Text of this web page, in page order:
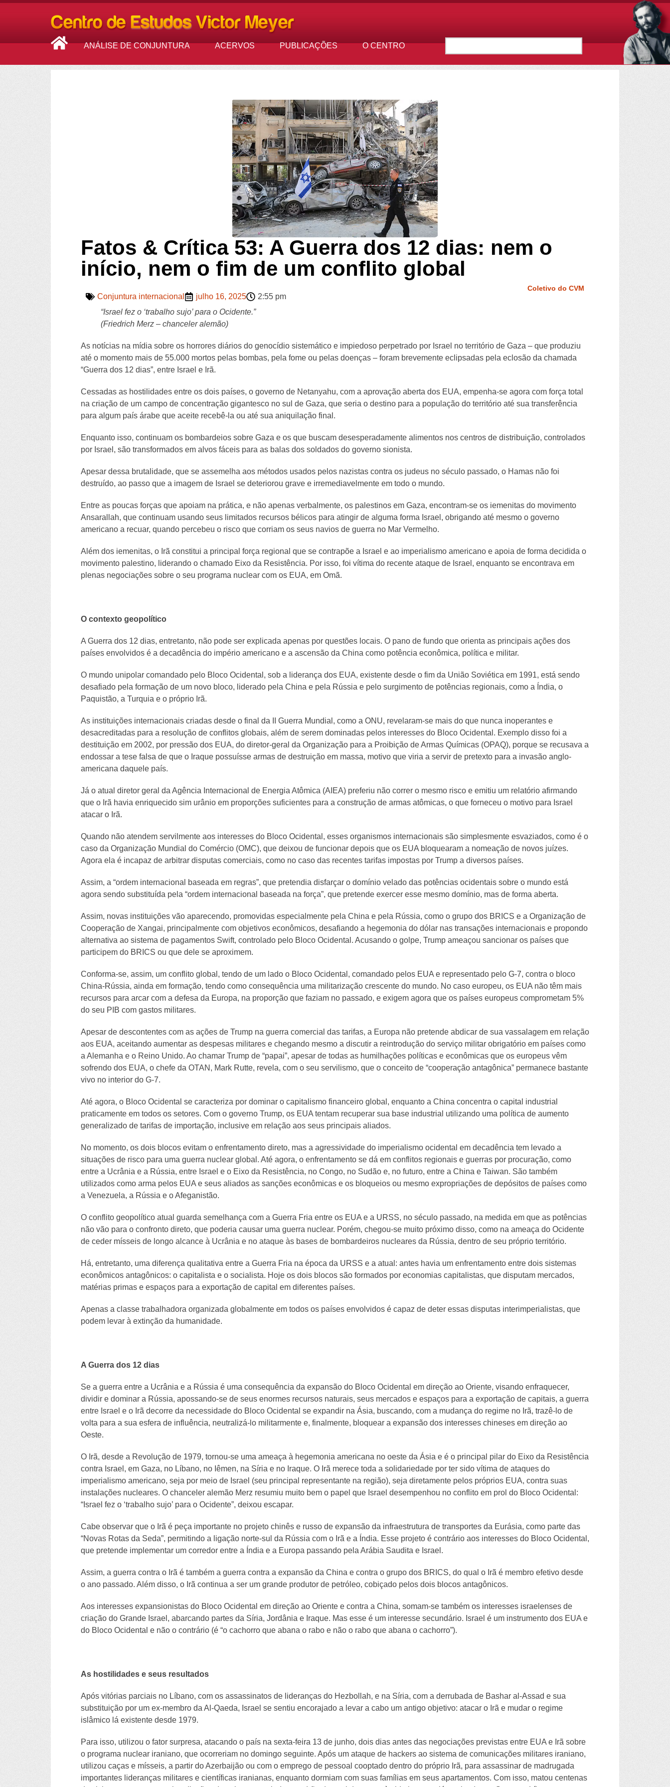
ANÁLISE DE CONJUNTURA ACERVOS PUBLICAÇÕES O CENTRO
Fatos & Crítica 53: A Guerra dos 12 dias: nem o
início, nem o fim de um conflito global
Coletivo do CVM
Conjuntura internacional julho 16, 2025
2:55 pm
“Israel fez o ‘trabalho sujo’ para o Ocidente.”
(Friedrich Merz – chanceler alemão)
As notícias na mídia sobre os horrores diários do genocídio sistemático e impiedoso perpetrado por Israel no território de Gaza – que produziu
até o momento mais de 55.000 mortos pelas bombas, pela fome ou pelas doenças – foram brevemente eclipsadas pela eclosão da chamada
“Guerra dos 12 dias”, entre Israel e Irã.
Cessadas as hostilidades entre os dois países, o governo de Netanyahu, com a aprovação aberta dos EUA, empenha-se agora com força total
na criação de um campo de concentração gigantesco no sul de Gaza, que seria o destino para a população do território até sua transferência
para algum país árabe que aceite recebê-la ou até sua aniquilação final.
Enquanto isso, continuam os bombardeios sobre Gaza e os que buscam desesperadamente alimentos nos centros de distribuição, controlados
por Israel, são transformados em alvos fáceis para as balas dos soldados do governo sionista.
Apesar dessa brutalidade, que se assemelha aos métodos usados pelos nazistas contra os judeus no século passado, o Hamas não foi
destruído, ao passo que a imagem de Israel se deteriorou grave e irremediavelmente em todo o mundo.
Entre as poucas forças que apoiam na prática, e não apenas verbalmente, os palestinos em Gaza, encontram-se os iemenitas do movimento
Ansarallah, que continuam usando seus limitados recursos bélicos para atingir de alguma forma Israel, obrigando até mesmo o governo
americano a recuar, quando percebeu o risco que corriam os seus navios de guerra no Mar Vermelho.
Além dos iemenitas, o Irã constitui a principal força regional que se contrapõe a Israel e ao imperialismo americano e apoia de forma decidida o
movimento palestino, liderando o chamado Eixo da Resistência. Por isso, foi vítima do recente ataque de Israel, enquanto se encontrava em
plenas negociações sobre o seu programa nuclear com os EUA, em Omã.
O contexto geopolítico
A Guerra dos 12 dias, entretanto, não pode ser explicada apenas por questões locais. O pano de fundo que orienta as principais ações dos
países envolvidos é a decadência do império americano e a ascensão da China como potência econômica, política e militar.
O mundo unipolar comandado pelo Bloco Ocidental, sob a liderança dos EUA, existente desde o fim da União Soviética em 1991, está sendo
desafiado pela formação de um novo bloco, liderado pela China e pela Rússia e pelo surgimento de potências regionais, como a Índia, o
Paquistão, a Turquia e o próprio Irã.
As instituições internacionais criadas desde o final da II Guerra Mundial, como a ONU, revelaram-se mais do que nunca inoperantes e
desacreditadas para a resolução de conflitos globais, além de serem dominadas pelos interesses do Bloco Ocidental. Exemplo disso foi a
destituição em 2002, por pressão dos EUA, do diretor-geral da Organização para a Proibição de Armas Químicas (OPAQ), porque se recusava a
endossar a tese falsa de que o Iraque possuísse armas de destruição em massa, motivo que viria a servir de pretexto para a invasão anglo-
americana daquele país.
Já o atual diretor geral da Agência Internacional de Energia Atômica (AIEA) preferiu não correr o mesmo risco e emitiu um relatório afirmando
que o Irã havia enriquecido sim urânio em proporções suficientes para a construção de armas atômicas, o que forneceu o motivo para Israel
atacar o Irã.
Quando não atendem servilmente aos interesses do Bloco Ocidental, esses organismos internacionais são simplesmente esvaziados, como é o
caso da Organização Mundial do Comércio (OMC), que deixou de funcionar depois que os EUA bloquearam a nomeação de novos juízes.
Agora ela é incapaz de arbitrar disputas comerciais, como no caso das recentes tarifas impostas por Trump a diversos países.
Assim, a “ordem internacional baseada em regras”, que pretendia disfarçar o domínio velado das potências ocidentais sobre o mundo está
agora sendo substituída pela “ordem internacional baseada na força”, que pretende exercer esse mesmo domínio, mas de forma aberta.
Assim, novas instituições vão aparecendo, promovidas especialmente pela China e pela Rússia, como o grupo dos BRICS e a Organização de
Cooperação de Xangai, principalmente com objetivos econômicos, desafiando a hegemonia do dólar nas transações internacionais e propondo
alternativa ao sistema de pagamentos Swift, controlado pelo Bloco Ocidental. Acusando o golpe, Trump ameaçou sancionar os países que
participem do BRICS ou que dele se aproximem.
Conforma-se, assim, um conflito global, tendo de um lado o Bloco Ocidental, comandado pelos EUA e representado pelo G-7, contra o bloco
China-Rússia, ainda em formação, tendo como consequência uma militarização crescente do mundo. No caso europeu, os EUA não têm mais
recursos para arcar com a defesa da Europa, na proporção que faziam no passado, e exigem agora que os países europeus comprometam 5%
do seu PIB com gastos militares.
Apesar de descontentes com as ações de Trump na guerra comercial das tarifas, a Europa não pretende abdicar de sua vassalagem em relação
aos EUA, aceitando aumentar as despesas militares e chegando mesmo a discutir a reintrodução do serviço militar obrigatório em países como
a Alemanha e o Reino Unido. Ao chamar Trump de “papai”, apesar de todas as humilhações políticas e econômicas que os europeus vêm
sofrendo dos EUA, o chefe da OTAN, Mark Rutte, revela, com o seu servilismo, que o conceito de “cooperação antagônica” permanece bastante
vivo no interior do G-7.
Até agora, o Bloco Ocidental se caracteriza por dominar o capitalismo financeiro global, enquanto a China concentra o capital industrial
praticamente em todos os setores. Com o governo Trump, os EUA tentam recuperar sua base industrial utilizando uma política de aumento
generalizado de tarifas de importação, inclusive em relação aos seus principais aliados.
No momento, os dois blocos evitam o enfrentamento direto, mas a agressividade do imperialismo ocidental em decadência tem levado a
situações de risco para uma guerra nuclear global. Até agora, o enfrentamento se dá em conflitos regionais e guerras por procuração, como
entre a Ucrânia e a Rússia, entre Israel e o Eixo da Resistência, no Congo, no Sudão e, no futuro, entre a China e Taiwan. São também
utilizados como arma pelos EUA e seus aliados as sanções econômicas e os bloqueios ou mesmo expropriações de depósitos de países como
a Venezuela, a Rússia e o Afeganistão.
O conflito geopolítico atual guarda semelhança com a Guerra Fria entre os EUA e a URSS, no século passado, na medida em que as potências
não vão para o confronto direto, que poderia causar uma guerra nuclear. Porém, chegou-se muito próximo disso, como na ameaça do Ocidente
de ceder mísseis de longo alcance à Ucrânia e no ataque às bases de bombardeiros nucleares da Rússia, dentro de seu próprio território.
Há, entretanto, uma diferença qualitativa entre a Guerra Fria na época da URSS e a atual: antes havia um enfrentamento entre dois sistemas
econômicos antagônicos: o capitalista e o socialista. Hoje os dois blocos são formados por economias capitalistas, que disputam mercados,
matérias primas e espaços para a exportação de capital em diferentes países.
Apenas a classe trabalhadora organizada globalmente em todos os países envolvidos é capaz de deter essas disputas interimperialistas, que
podem levar à extinção da humanidade.
A Guerra dos 12 dias
Se a guerra entre a Ucrânia e a Rússia é uma consequência da expansão do Bloco Ocidental em direção ao Oriente, visando enfraquecer,
dividir e dominar a Rússia, apossando-se de seus enormes recursos naturais, seus mercados e espaços para a exportação de capitais, a guerra
entre Israel e o Irã decorre da necessidade do Bloco Ocidental se expandir na Ásia, buscando, com a mudança do regime no Irã, trazê-lo de
volta para a sua esfera de influência, neutralizá-lo militarmente e, finalmente, bloquear a expansão dos interesses chineses em direção ao
Oeste.
O Irã, desde a Revolução de 1979, tornou-se uma ameaça à hegemonia americana no oeste da Ásia e é o principal pilar do Eixo da Resistência
contra Israel, em Gaza, no Líbano, no Iêmen, na Síria e no Iraque. O Irã merece toda a solidariedade por ter sido vítima de ataques do
imperialismo americano, seja por meio de Israel (seu principal representante na região), seja diretamente pelos próprios EUA, contra suas
instalações nucleares. O chanceler alemão Merz resumiu muito bem o papel que Israel desempenhou no conflito em prol do Bloco Ocidental:
“Israel fez o ‘trabalho sujo’ para o Ocidente”, deixou escapar.
Cabe observar que o Irã é peça importante no projeto chinês e russo de expansão da infraestrutura de transportes da Eurásia, como parte das
“Novas Rotas da Seda”, permitindo a ligação norte-sul da Rússia com o Irã e a Índia. Esse projeto é contrário aos interesses do Bloco Ocidental,
que pretende implementar um corredor entre a Índia e a Europa passando pela Arábia Saudita e Israel.
Assim, a guerra contra o Irã é também a guerra contra a expansão da China e contra o grupo dos BRICS, do qual o Irã é membro efetivo desde
o ano passado. Além disso, o Irã continua a ser um grande produtor de petróleo, cobiçado pelos dois blocos antagônicos.
Aos interesses expansionistas do Bloco Ocidental em direção ao Oriente e contra a China, somam-se também os interesses israelenses de
criação do Grande Israel, abarcando partes da Síria, Jordânia e Iraque. Mas esse é um interesse secundário. Israel é um instrumento dos EUA e
do Bloco Ocidental e não o contrário (é “o cachorro que abana o rabo e não o rabo que abana o cachorro”).
As hostilidades e seus resultados
Após vitórias parciais no Líbano, com os assassinatos de lideranças do Hezbollah, e na Síria, com a derrubada de Bashar al-Assad e sua
substituição por um ex-membro da Al-Qaeda, Israel se sentiu encorajado a levar a cabo um antigo objetivo: atacar o Irã e mudar o regime
islâmico lá existente desde 1979.
Para isso, utilizou o fator surpresa, atacando o país na sexta-feira 13 de junho, dois dias antes das negociações previstas entre EUA e Irã sobre
o programa nuclear iraniano, que ocorreriam no domingo seguinte. Após um ataque de hackers ao sistema de comunicações militares iraniano,
utilizou caças e mísseis, a partir do Azerbaijão ou com o emprego de pessoal cooptado dentro do próprio Irã, para assassinar de madrugada
importantes lideranças militares e científicas iranianas, enquanto dormiam com suas famílias em seus apartamentos. Com isso, matou centenas